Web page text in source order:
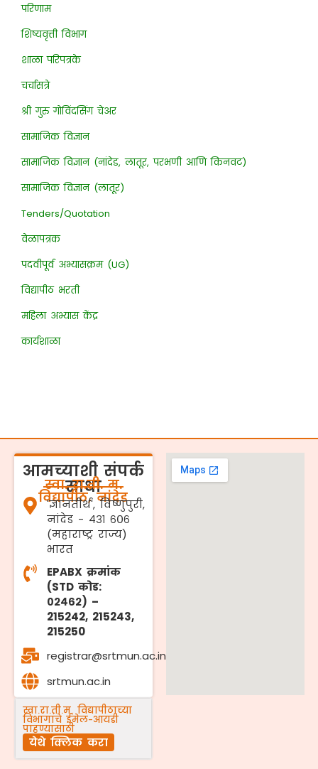
परिणाम
शिष्यवृत्ती विभाग
शाळा परिपत्रके
चर्चासत्रे
श्री गुरु गोविंदसिंग चेअर
सामाजिक विज्ञान
सामाजिक विज्ञान (नांदेड, लातूर, परभणी आणि किनवट)
सामाजिक विज्ञान (लातूर)
Tenders/Quotation
वेळापत्रक
पदवीपूर्व अभ्यासक्रम (UG)
विद्यापीठ भरती
महिला अभ्यास केंद्र
कार्यशाळा
आमच्याशी संपर्क
साधा
स्वा. रा.ती. म.
विद्यापीठ, नांदेड
'ज्ञानतीर्थ', विष्णुपुरी,
नांदेड - ४३१ ६०६
(महाराष्ट्र राज्य)
भारत
EPABX क्रमांक
(STD कोड:
०२४६२) –
215242, 215243,
215250
registrar@srtmun.ac.in
srtmun.ac.in
स्वा.रा.ती.म. विद्यापीठाच्या
विभागांचे ईमेल-आयडी
पाहण्यासाठी
येथे क्लिक करा